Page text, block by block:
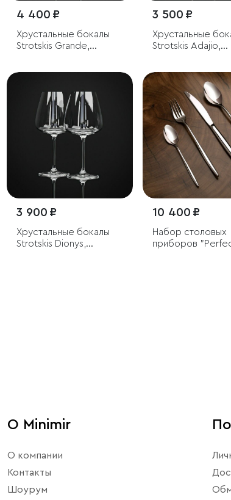
4 400 ₽
Хрустальные бокалы
Strotskis Grande,
3 500 ₽
Хрустальные
Strotskis Adajio,
3 900 ₽
Хрустальные бокалы
Strotskis Dionys,
10 400 ₽
Набор столовых
приборов
О Minimir
О компании
Контакты
Шоурум